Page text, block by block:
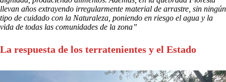
llevan años extrayendo irregularmente material de arrastre, sin ningún
tipo de cuidado con la Naturaleza, poniendo en riesgo el agua y la
vida de todas las comunidades de la zona”
La respuesta de los terratenientes y el Estado